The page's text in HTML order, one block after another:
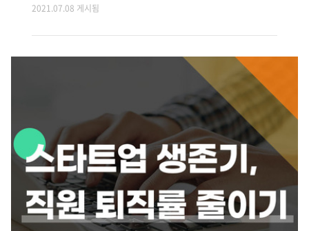
트 ‘알바천국’이 ‘취업 대신 창업을 고려한 바 있다’를 주제로 대학생 792
있다고 대답했습니다. 대학생들이 취업대신 창업을 생각하는 이유로는
어서(38.7%)’가 1,2위를 차지했으며, ‘직장 내에서는 꿈을 이루기 어려울
것 같아서(26.3%)’와 ‘일반적인 출퇴근 시간에 얽매이고 싶지 않아서
(23.4%)’등의 답변이 뒤를 이었습니다. 하지만 창업은 누구나 시작할 수
있지만, 열정과 끈기가 있어야 성공할 수 있죠. ..
2021.07.08 게시됨